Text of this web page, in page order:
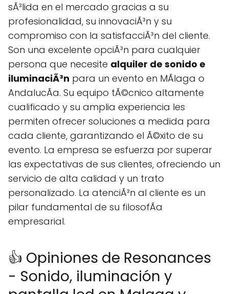
sÃ³lida en el mercado gracias a su
profesionalidad, su innovaciÃ³n y su
compromiso con la satisfacciÃ³n del cliente.
Son una excelente opciÃ³n para cualquier
persona que necesite alquiler de sonido e
iluminaciÃ³n para un evento en MÃlaga o
AndalucÃ­a. Su equipo tÃ©cnico altamente
cualificado y su amplia experiencia les
permiten ofrecer soluciones a medida para
cada cliente, garantizando el Ã©xito de su
evento. La empresa se esfuerza por superar
las expectativas de sus clientes, ofreciendo un
servicio de alta calidad y un trato
personalizado. La atenciÃ³n al cliente es un
pilar fundamental de su filosofÃ­a
empresarial.
👍 Opiniones de Resonances
- Sonido, iluminación y